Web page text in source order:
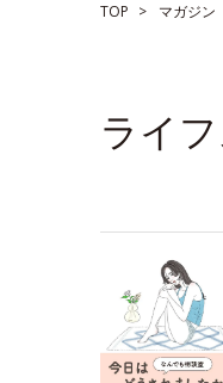
TOP マガジン
ライ